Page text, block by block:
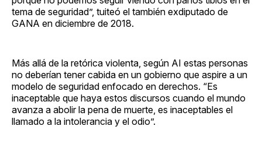
tema de seguridad”, tuiteó el también exdiputado de
GANA en diciembre de 2018.
Más allá de la retórica violenta, según AI estas personas
no deberían tener cabida en un gobierno que aspire a un
modelo de seguridad enfocado en derechos. “Es
inaceptable que haya estos discursos cuando el mundo
avanza a abolir la pena de muerte, es inaceptables el
llamado a la intolerancia y el odio”.